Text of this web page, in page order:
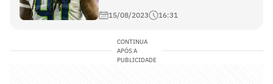
15/08/2023 16:31
CONTINUA
APÓS A
PUBLICIDADE